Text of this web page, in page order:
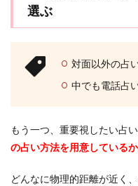
選ぶ
対面以外の占
中でも電話占
もう一つ、重要視したい占
の占い方法を用意している
どんなに物理的距離が近く